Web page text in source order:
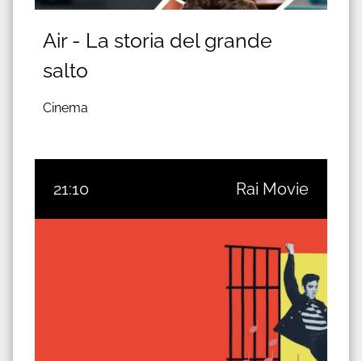
Air - La storia del grande
salto
Cinema
21:10 Rai Movie